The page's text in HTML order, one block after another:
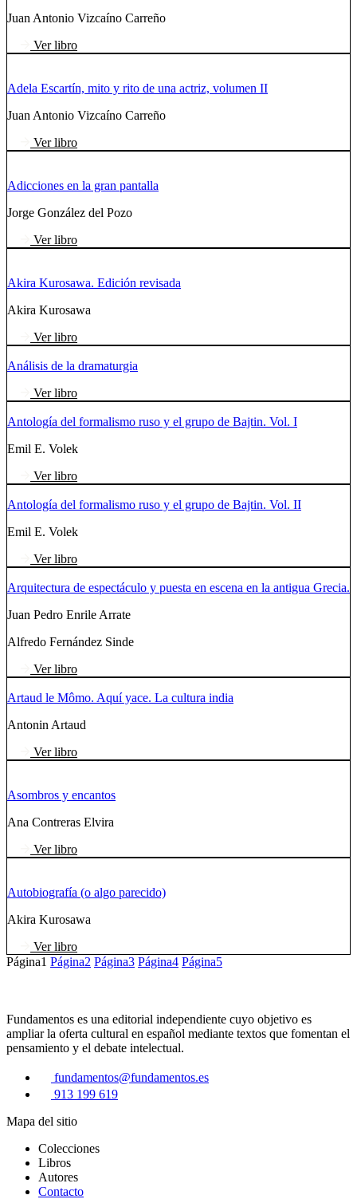
Juan Antonio Vizcaíno Carreño
Ver libro
Adela Escartín, mito y rito de una actriz, volumen II
Juan Antonio Vizcaíno Carreño
Ver libro
Adicciones en la gran pantalla
Jorge González del Pozo
Ver libro
Akira Kurosawa. Edición revisada
Akira Kurosawa
Ver libro
Análisis de la dramaturgia
Ver libro
Antología del formalismo ruso y el grupo de Bajtin. Vol. I
Emil E. Volek
Ver libro
Antología del formalismo ruso y el grupo de Bajtin. Vol. II
Emil E. Volek
Ver libro
Arquitectura de espectáculo y puesta en escena en la antigua Grecia.
Juan Pedro Enrile Arrate
Alfredo Fernández Sinde
Ver libro
Artaud le Mômo. Aquí yace. La cultura india
Antonin Artaud
Ver libro
Asombros y encantos
Ana Contreras Elvira
Ver libro
Autobiografía (o algo parecido)
Akira Kurosawa
Ver libro
Página1 Página2 Página3 Página4 Página5
Fundamentos es una editorial independiente cuyo objetivo es
ampliar la oferta cultural en español mediante textos que fomentan el
pensamiento y el debate intelectual.
fundamentos@fundamentos.es
913 199 619
Mapa del sitio
Colecciones
Libros
Autores
Contacto